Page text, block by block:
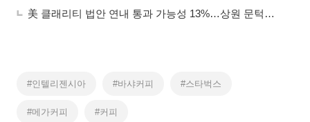
美 클래리티 법안 연내 통과 가능성 13%…상원 문턱서 제동
#인텔리젠시아 #바샤커피 #스타벅스
#메가커피 #커피